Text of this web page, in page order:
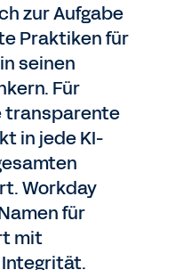
zur Aufgabe
Praktiken für
seinen
Für
transparente
in jede KI-
Workday
für
mit